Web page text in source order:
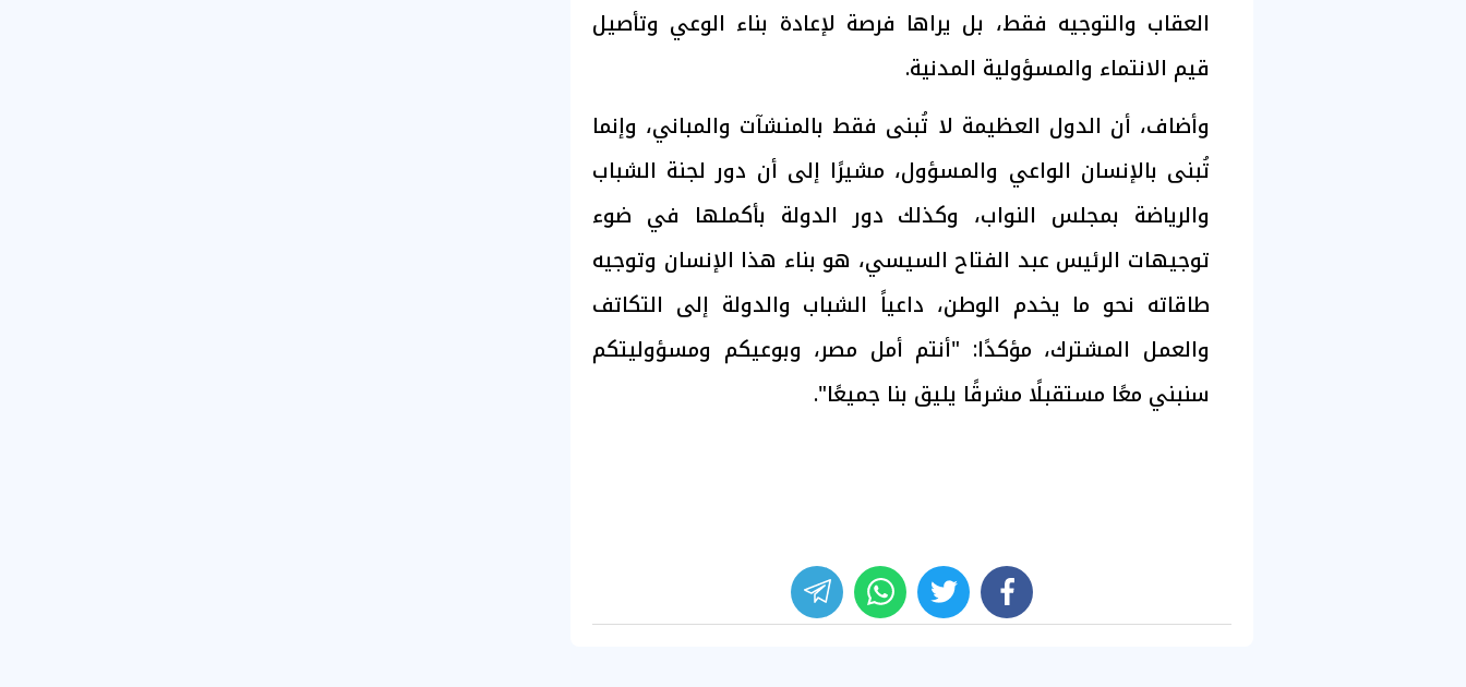
العقاب والتوجيه فقط، بل يراها فرصة لإعادة بناء الوعي وتأصيل
قيم الانتماء والمسؤولية المدنية.
وأضاف، أن الدول العظيمة لا تُبنى فقط بالمنشآت والمباني، وإنما
تُبنى بالإنسان الواعي والمسؤول، مشيرًا إلى أن دور لجنة الشباب
والرياضة بمجلس النواب، وكذلك دور الدولة بأكملها في ضوء
توجيهات الرئيس عبد الفتاح السيسي، هو بناء هذا الإنسان وتوجيه
طاقاته نحو ما يخدم الوطن، داعياً الشباب والدولة إلى التكاتف
والعمل المشترك، مؤكدًا: "أنتم أمل مصر، وبوعيكم ومسؤوليتكم
سنبني معًا مستقبلًا مشرقًا يليق بنا جميعًا".